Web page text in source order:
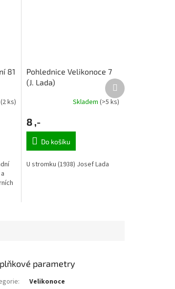
81
(2 ks)
Pohlednice Velikonoce 7
(J. Lada)
Skladem (>5 ks)
8 ,-
Do košíku
U stromku (1938) Josef Lada
Další
produkt
parametry
:
Velikonoce